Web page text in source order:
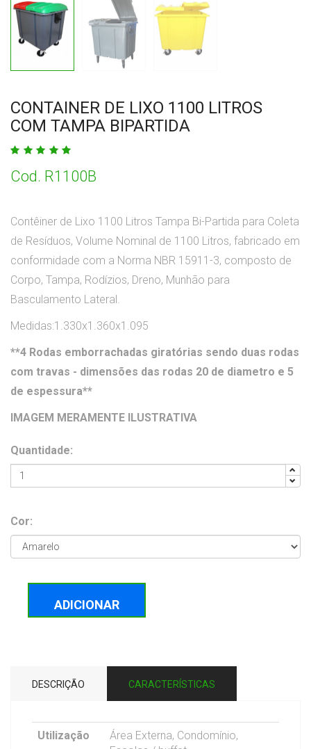
CONTAINER DE LIXO 1100 LITROS
COM TAMPA BIPARTIDA
Cod. R1100B
Contêiner de Lixo 1100 Litros Tampa Bi-Partida para Coleta
de Resíduos, Volume Nominal de 1100 Litros, fabricado em
conformidade com a Norma NBR 15911-3, composto de
Corpo, Tampa, Rodízios, Dreno, Munhão para
Basculamento Lateral.
Medidas:1.330x1.360x1.095
**4 Rodas emborrachadas giratórias sendo duas rodas
com travas - dimensões das rodas 20 de diametro e 5
de espessura**
IMAGEM MERAMENTE ILUSTRATIVA
Quantidade:
Cor:
ADICIONAR
DESCRIÇÃO CARACTERÍSTICAS
Utilização
Área Externa, Condomínio,